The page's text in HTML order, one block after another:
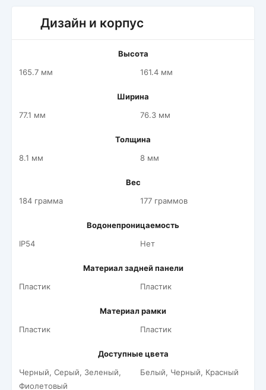
Дизайн и корпус
Высота
165.7 мм
161.4 мм
Ширина
77.1 мм
76.3 мм
Толщина
8.1 мм
8 мм
Вес
184 грамма
177 граммов
Водонепроницаемость
IP54
Нет
Материал задней панели
Пластик
Пластик
Материал рамки
Пластик
Пластик
Доступные цвета
Черный, Серый, Зеленый,
Фиолетовый
Белый, Черный, Красный